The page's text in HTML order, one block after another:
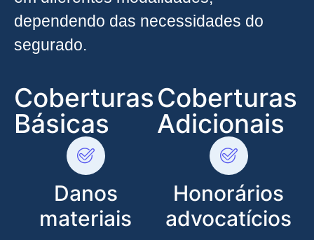
dependendo das necessidades do
segurado.
Coberturas
Básicas
Danos
materiais
Coberturas
Adicionais
Honorários
advocatícios